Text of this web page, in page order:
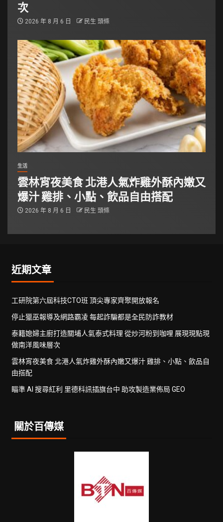
次
2026 年 8 月 6 日 民生 頭條
生活
雲林宵夜美食 北港人氣炸雞外酥內嫩又
爆汁 雞排、小點、飲品自由搭配
2026 年 8 月 6 日 民生 頭條
近期文章
工研院第六屆科技CTO班 頂尖專家齊聚開放報名
停止獵巫報導及網路霸凌 每起詐騙都是全民防詐教材
泰籍媳婦主廚打造關埔人氣泰式料理 從炒河粉到咖哩 展現現點現
做南洋風味層次
雲林宵夜美食 北港人氣炸雞外酥內嫩又爆汁 雞排、小點、飲品自
由搭配
瞄準 AI 搜尋紅利 里德科訊插旗台中 助攻製造業佈局 GEO
關於百傳媒